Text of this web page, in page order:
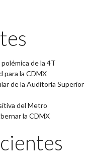
de la 4T
para la CDMX
de la Auditoría Superior
del Metro
la CDMX